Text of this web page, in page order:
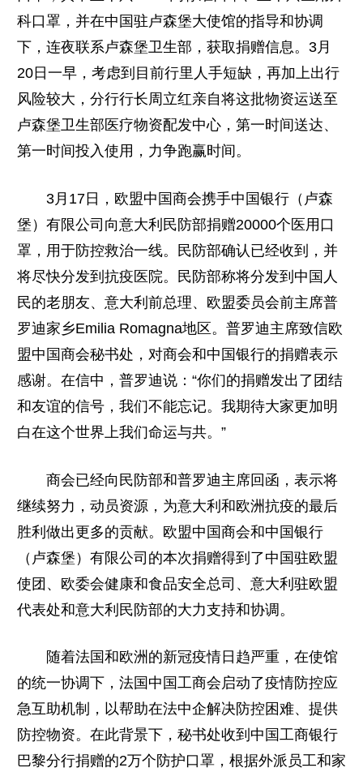
科口罩，并在中国驻卢森堡大使馆的指导和协调
下，连夜联系卢森堡卫生部，获取捐赠信息。3月
20日一早，考虑到目前行里人手短缺，再加上出行
风险较大，分行行长周立红亲自将这批物资运送至
卢森堡卫生部医疗物资配发中心，第一时间送达、
第一时间投入使用，力争跑赢时间。
3月17日，欧盟中国商会携手中国银行（卢森
堡）有限公司向意大利民防部捐赠20000个医用口
罩，用于防控救治一线。民防部确认已经收到，并
将尽快分发到抗疫医院。民防部称将分发到中国人
民的老朋友、意大利前总理、欧盟委员会前主席普
罗迪家乡Emilia Romagna地区。普罗迪主席致信欧
盟中国商会秘书处，对商会和中国银行的捐赠表示
感谢。在信中，普罗迪说：“你们的捐赠发出了团结
和友谊的信号，我们不能忘记。我期待大家更加明
白在这个世界上我们命运与共。”
商会已经向民防部和普罗迪主席回函，表示将
继续努力，动员资源，为意大利和欧洲抗疫的最后
胜利做出更多的贡献。欧盟中国商会和中国银行
（卢森堡）有限公司的本次捐赠得到了中国驻欧盟
使团、欧委会健康和食品安全总司、意大利驻欧盟
代表处和意大利民防部的大力支持和协调。
随着法国和欧洲的新冠疫情日趋严重，在使馆
的统一协调下，法国中国工商会启动了疫情防控应
急互助机制，以帮助在法中企解决防控困难、提供
防控物资。在此背景下，秘书处收到中国工商银行
巴黎分行捐赠的2万个防护口罩，根据外派员工和家